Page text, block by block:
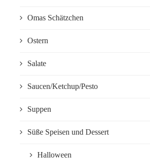
Omas Schätzchen
Ostern
Salate
Saucen/Ketchup/Pesto
Suppen
Süße Speisen und Dessert
Halloween